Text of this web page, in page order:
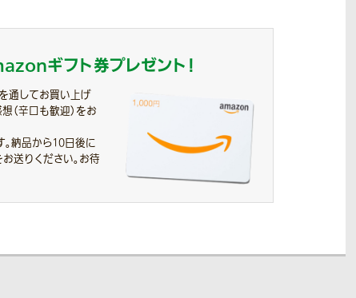
ギフト券プレゼント！
通してお買い上げ
（辛口も歓迎）をお
納品から10日後に
送りください。お待